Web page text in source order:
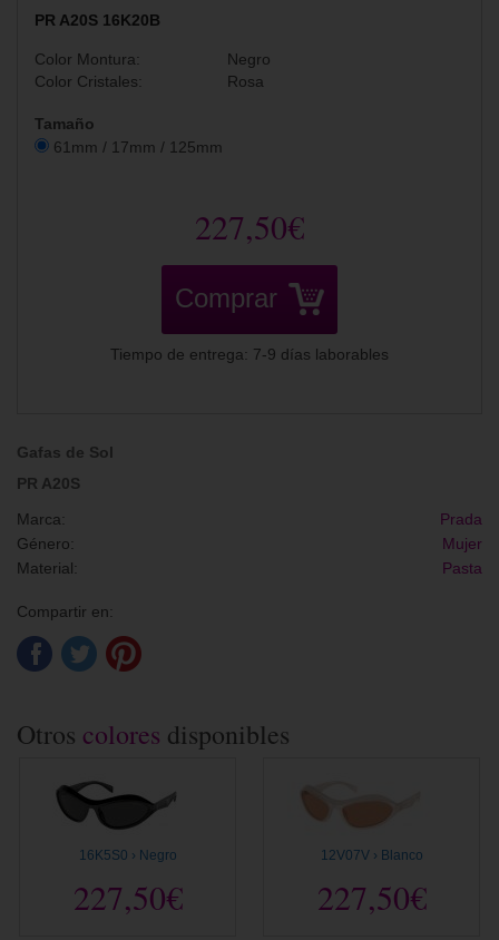
PR A20S 16K20B
Color Montura:
Negro
Color Cristales:
Rosa
Tamaño
61mm / 17mm / 125mm
227,50€
Comprar
Tiempo de entrega: 7-9 días laborables
Gafas de Sol
PR A20S
Marca:
Prada
Género:
Mujer
Material:
Pasta
Compartir en:
Otros colores disponibles
16K5S0 › Negro
227,50€
12V07V › Blanco
227,50€